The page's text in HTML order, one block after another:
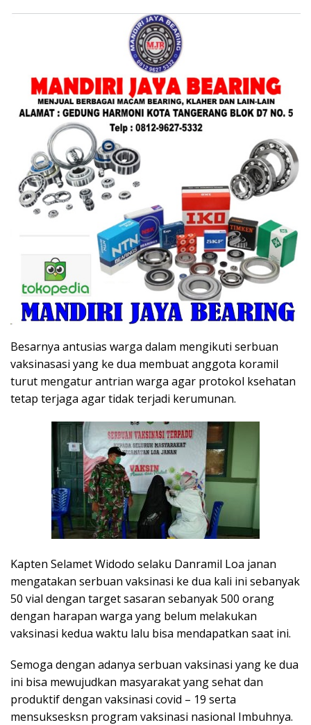
Besarnya antusias warga dalam mengikuti serbuan
vaksinasasi yang ke dua membuat anggota koramil
turut mengatur antrian warga agar protokol ksehatan
tetap terjaga agar tidak terjadi kerumunan.
Kapten Selamet Widodo selaku Danramil Loa janan
mengatakan serbuan vaksinasi ke dua kali ini sebanyak
50 vial dengan target sasaran sebanyak 500 orang
dengan harapan warga yang belum melakukan
vaksinasi kedua waktu lalu bisa mendapatkan saat ini.
Semoga dengan adanya serbuan vaksinasi yang ke dua
ini bisa mewujudkan masyarakat yang sehat dan
produktif dengan vaksinasi covid – 19 serta
mensuksesksn program vaksinasi nasional Imbuhnya.